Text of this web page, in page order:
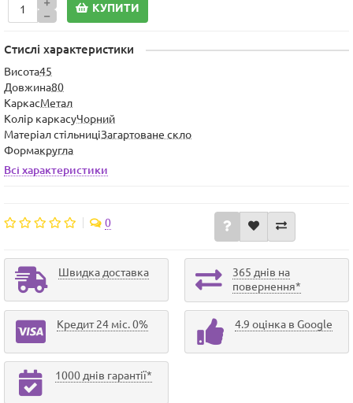
КУПИТИ
Стислі характеристики
Висота45
Довжина80
КаркасМетал
Колір каркасуЧорний
Матеріал стільниціЗагартоване скло
Формакругла
Всі характеристики
0
Швидка доставка
365 днів на
повернення*
Кредит 24 міс. 0% 4.9 оцінка в Google
1000 днів гарантії*